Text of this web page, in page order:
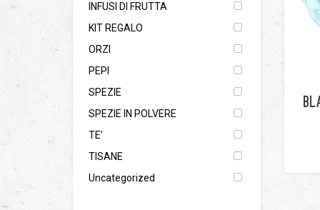
INFUSI DI FRUTTA
KIT REGALO
ORZI
PEPI
SPEZIE
SPEZIE IN POLVERE
TE’
TISANE
Uncategorized